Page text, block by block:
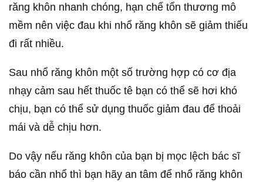
răng khôn nhanh chóng, hạn chế tổn thương mô
mềm nên việc đau khi nhổ răng khôn sẽ giảm thiếu
đi rất nhiều.
Sau nhổ răng khôn một số trường hợp có cơ địa
nhạy cảm sau hết thuốc tê bạn có thể sẽ hơi khó
chịu, bạn có thể sử dụng thuốc giảm đau để thoải
mái và dễ chịu hơn.
Do vậy nếu răng khôn của bạn bị mọc lệch bác sĩ
báo cần nhổ thì bạn hãy an tâm để nhổ răng khôn